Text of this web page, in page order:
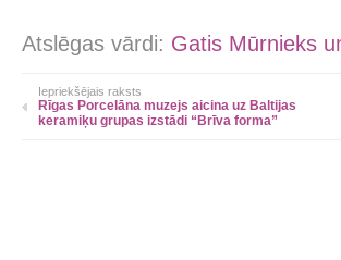
Atslēgas vārdi: Gatis Mūrnieks
Iepriekšējais raksts
Rīgas Porcelāna muzejs aicina uz Baltijas
keramiķu grupas izstādi “Brīva forma”